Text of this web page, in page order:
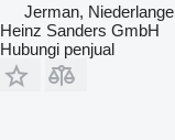
Jerman,
Heinz Sanders GmbH
Hubungi penjual